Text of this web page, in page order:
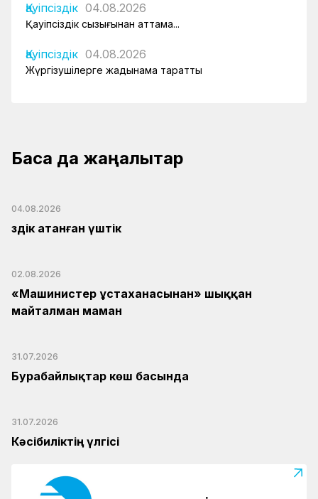
Қауіпсіздік 04.08.2026
Қауіпсіздік сызығынан аттама...
Қауіпсіздік 04.08.2026
Жүргізушілерге жадынама таратты
Басқа да жаңалықтар
04.08.2026
Үздік атанған үштік
02.08.2026
«Машинистер ұстаханасынан» шыққан
майталман маман
31.07.2026
Бурабайлықтар көш басында
31.07.2026
Кәсібиліктің үлгісі